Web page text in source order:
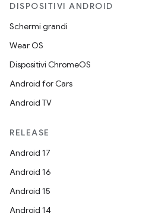
DISPOSITIVI ANDROID
Schermi grandi
Wear OS
Dispositivi ChromeOS
Android for Cars
Android TV
RELEASE
Android 17
Android 16
Android 15
Android 14